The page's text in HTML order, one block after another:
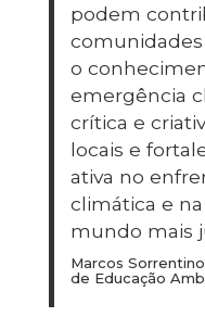
podem
o
emergência
crítica e
locais e
ativa no
climática e
mundo mais
Marcos
de Educação